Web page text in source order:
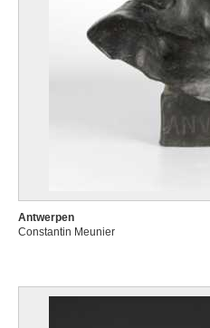
Antwerpen
Constantin Meunier